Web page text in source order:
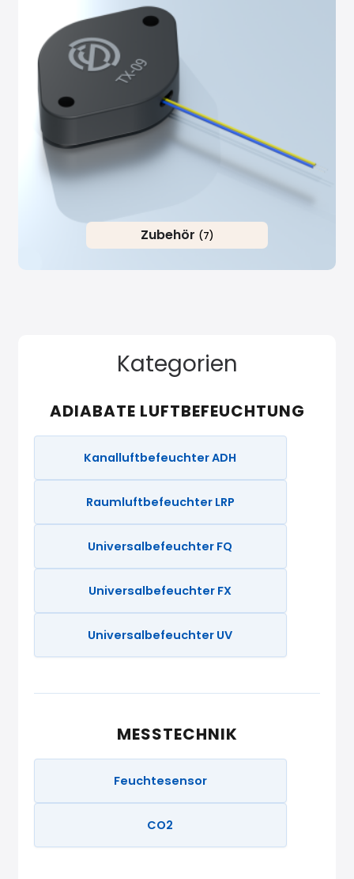
Zubehör (7)
Kategorien
ADIABATE LUFTBEFEUCHTUNG
Kanalluftbefeuchter ADH
Raumluftbefeuchter LRP
Universalbefeuchter FQ
Universalbefeuchter FX
Universalbefeuchter UV
MESSTECHNIK
CO2
Feuchtesensor